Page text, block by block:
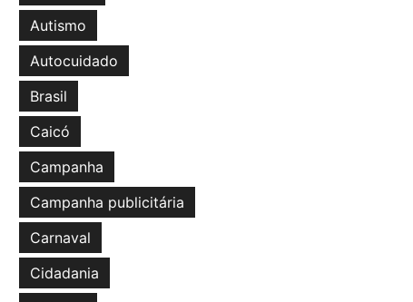
Autismo
Autocuidado
Brasil
Caicó
Campanha
Campanha publicitária
Carnaval
Cidadania